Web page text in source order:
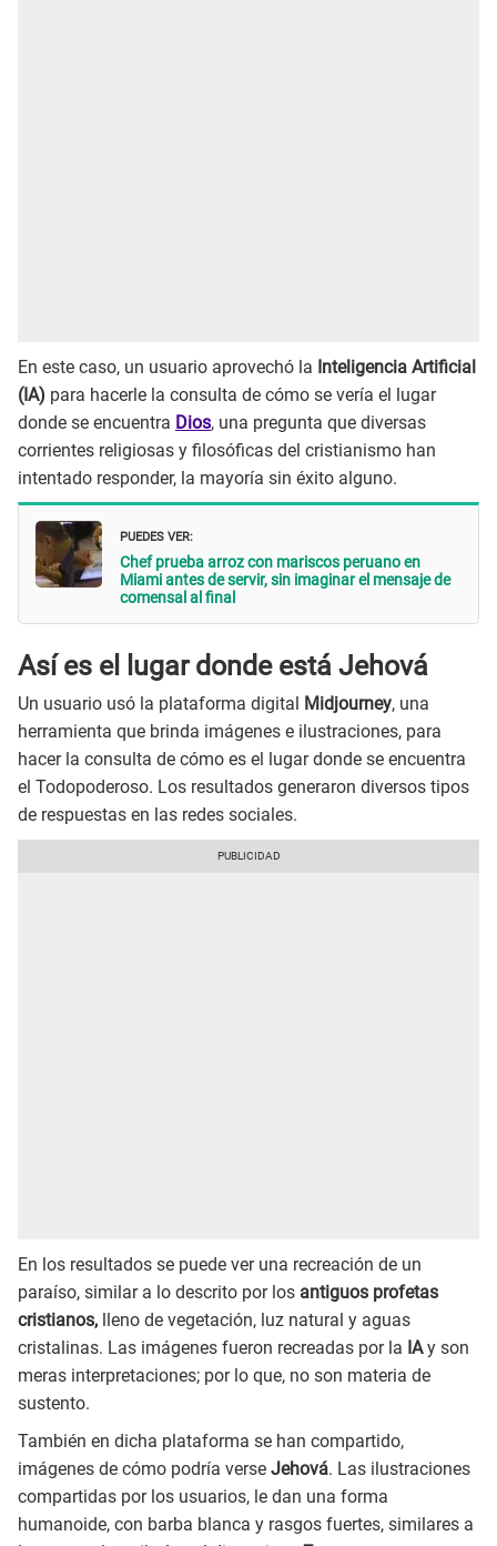
En este caso, un usuario aprovechó la Inteligencia Artificial
(IA) para hacerle la consulta de cómo se vería el lugar
donde se encuentra Dios, una pregunta que diversas
corrientes religiosas y filosóficas del cristianismo han
intentado responder, la mayoría sin éxito alguno.
PUEDES VER:
Chef prueba arroz con mariscos peruano en
Miami antes de servir, sin imaginar el mensaje de
comensal al final
Así es el lugar donde está Jehová
Un usuario usó la plataforma digital Midjourney, una
herramienta que brinda imágenes e ilustraciones, para
hacer la consulta de cómo es el lugar donde se encuentra
el Todopoderoso. Los resultados generaron diversos tipos
de respuestas en las redes sociales.
En los resultados se puede ver una recreación de un
paraíso, similar a lo descrito por los antiguos profetas
cristianos, lleno de vegetación, luz natural y aguas
cristalinas. Las imágenes fueron recreadas por la IAy son
meras interpretaciones; por lo que, no son materia de
sustento.
También en dicha plataforma se han compartido,
imágenes de cómo podría verse Jehová. Las ilustraciones
compartidas por los usuarios, le dan una forma
humanoide, con barba blanca y rasgos fuertes, similares a